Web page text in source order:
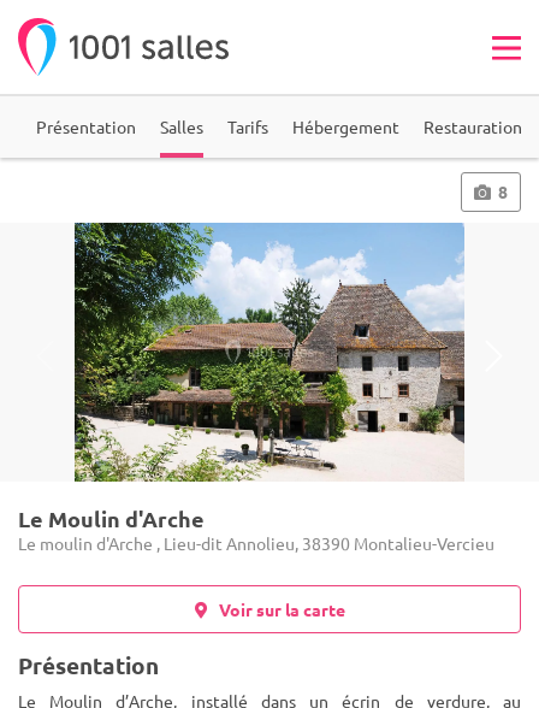
Présentation Salles Tarifs Hébergement Restauration
8
Le Moulin d'Arche
Le moulin d'Arche , Lieu-dit Annolieu, 38390 Montalieu-Vercieu
Voir sur la carte
Présentation
Le Moulin d’Arche, installé dans un écrin de verdure, au